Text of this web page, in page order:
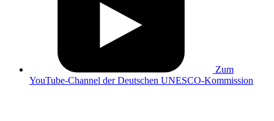
Zum
YouTube-Channel der Deutschen UNESCO-Kommission